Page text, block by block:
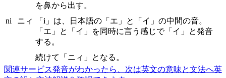
ni ニィ
を鼻から出す。
「i」は、日本語の「エ」と「イ」の中間の音。
「エ」と「イ」を同時に言う感じで「イ」と発音
する。
続けて「ニィ」となる。
関連サービス発音がわかったら、次は英文の意味と文法へ英